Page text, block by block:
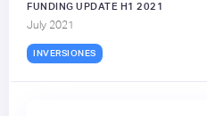
FUNDING UPDATE H1 2021
July 2021
INVERSIONES